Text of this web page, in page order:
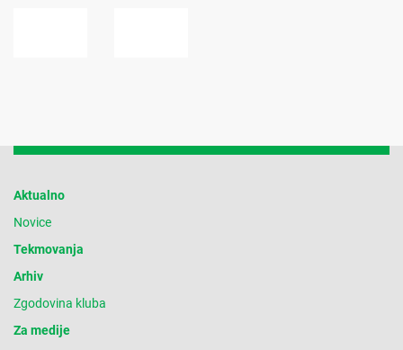
Aktualno
Novice
Tekmovanja
Arhiv
Zgodovina kluba
Za medije